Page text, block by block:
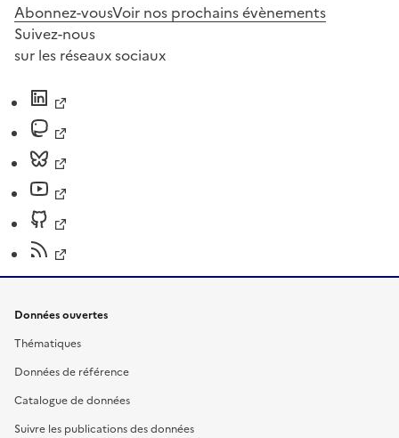
Abonnez-vousVoir nos prochains évènements
Suivez-nous
sur les réseaux sociaux
Données ouvertes
Thématiques
Données de référence
Catalogue de données
Suivre les publications des données